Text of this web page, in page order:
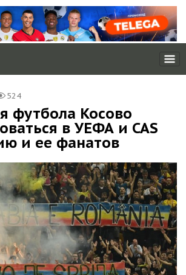
524
футбола Косово
в УЕФА и CAS
и ее фанатов